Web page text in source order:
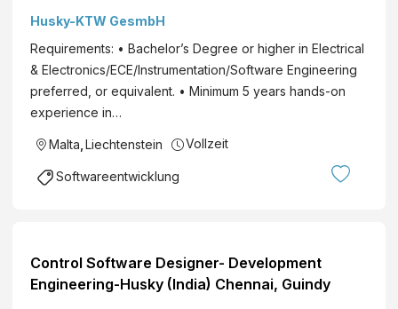
Husky-KTW GesmbH
Requirements: • Bachelor’s Degree or higher in Electrical
& Electronics/ECE/Instrumentation/Software Engineering
preferred, or equivalent. • Minimum 5 years hands-on
experience in…
Malta Liechtenstein Vollzeit
Softwareentwicklung
Control Software Designer- Development
Engineering-Husky (India) Chennai, Guindy